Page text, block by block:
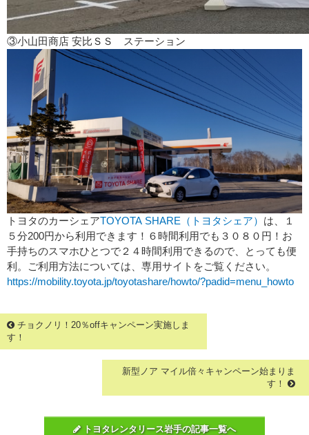
③小山田商店 安比ＳＳ ステーション
トヨタのカーシェアTOYOTA SHARE（トヨタシェア） は、１
５分200円から利用できます！６時間利用でも３０８０円！お
手持ちのスマホひとつで２４時間利用できるので、とっても便
利。ご利用方法については、専用サイトをご覧ください。
https://mobility.toyota.jp/toyotashare/howto/?padid=menu_howto
チョクノリ！20％offキャンペーン実施しま
す！
新型ノア マイル倍々キャンペー​ン始まりま
す！
トヨタレンタリース岩手の記事一覧へ